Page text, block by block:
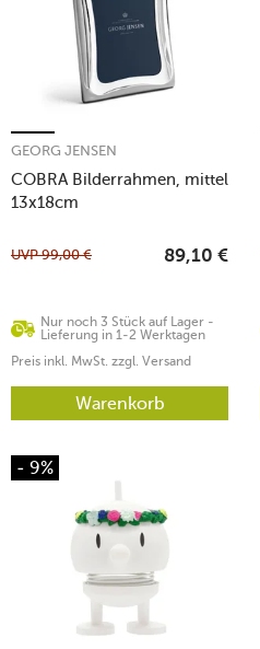
COBRA Bilderrahmen, mittel
13x18cm
GEORG JENSEN
Nur noch 3 Stück auf Lager -
Lieferung in 1-2 Werktagen
UVP99,00 € 89,10 €
Preis inkl. MwSt. zzgl. Versand
Warenkorb
- 9%